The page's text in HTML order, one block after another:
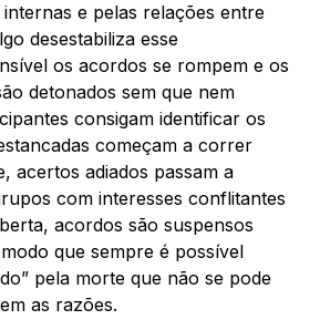
internas e pelas relações entre
desestabiliza esse
os acordos se rompem e os
detonados sem que nem
consigam identificar os
começam a correr
acertos adiados passam a
com interesses conflitantes
acordos são suspensos
que sempre é possível
pela morte que não se pode
as razões.